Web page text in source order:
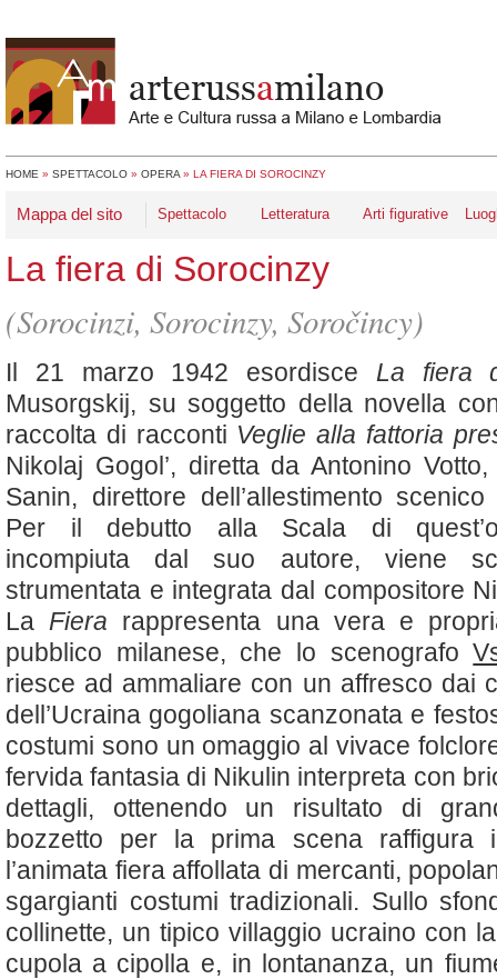
HOME » SPETTACOLO » OPERA » LA FIERA DI SOROCINZY
Mappa del sito Spettacolo Letteratura Arti figurative
La fiera di Sorocinzy
(Sorocinzi, Sorocinzy, Soročincy)
Il 21 marzo 1942 esordisce La fiera
Musorgskij, su soggetto della novella
raccolta di racconti Veglie alla fattoria
Nikolaj Gogol’, diretta da Antonino
Sanin, direttore dell’allestimento
Per il debutto alla Scala di
incompiuta dal suo autore, viene
strumentata e integrata dal compositore
La Fiera rappresenta una vera e
pubblico milanese, che lo scenografo
riesce ad ammaliare con un affresco dai
dell’Ucraina gogoliana scanzonata e
costumi sono un omaggio al vivace
fervida fantasia di Nikulin interpreta con
dettagli, ottenendo un risultato di
bozzetto per la prima scena raffigura
l’animata fiera affollata di mercanti,
sgargianti costumi tradizionali. Sullo
collinette, un tipico villaggio ucraino con
cupola a cipolla e, in lontananza, un